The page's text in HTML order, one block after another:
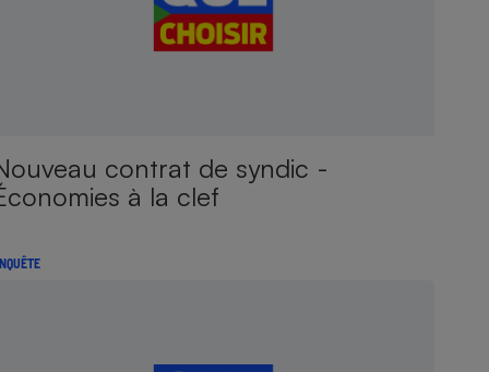
contrat de syndic -
à la clef